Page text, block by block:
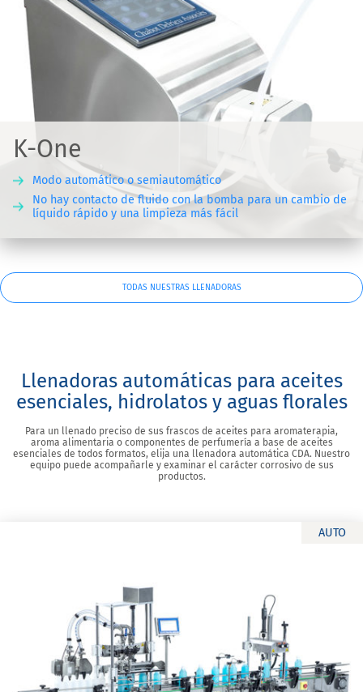
K-One
Modo automático o semiautomático
No hay contacto de fluido con la bomba para un cambio de
líquido rápido y una limpieza más fácil
TODAS NUESTRAS LLENADORAS
Llenadoras automáticas para aceites
esenciales, hidrolatos y aguas florales
Para un llenado preciso de sus frascos de aceites para aromaterapia,
aroma alimentaria o componentes de perfumería a base de aceites
esenciales de todos formatos, elija una llenadora automática CDA. Nuestro
equipo puede acompañarle y examinar el carácter corrosivo de sus
productos.
AUTO